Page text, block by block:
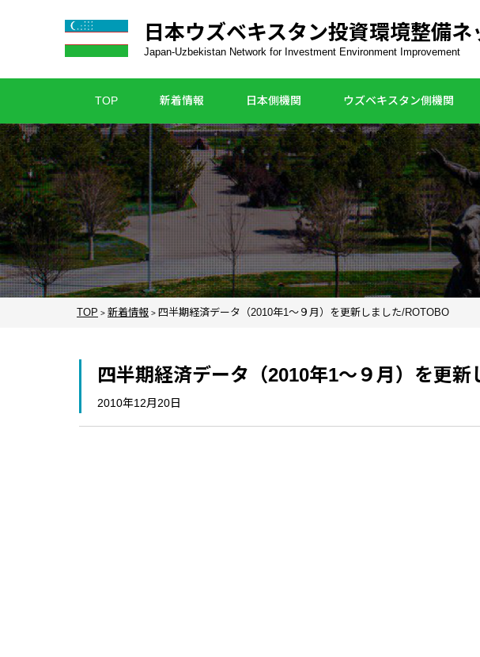
日本ウズベキスタン投資環境整備ネ
Japan-Uzbekistan Network for Investment Environment Improvement
TOP 新着情報 日本側機関 ウズベキスタン側機関
TOP > 新着情報 > 四半期経済データ（2010年1～９月）を更新しました/ROTOBO
四半期経済データ（2010年1～９月）を更
2010年12月20日